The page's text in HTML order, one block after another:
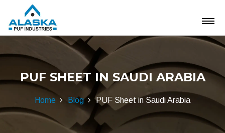
PUF SHEET IN SAUDI ARABIA
Home Blog PUF Sheet in Saudi Arabia